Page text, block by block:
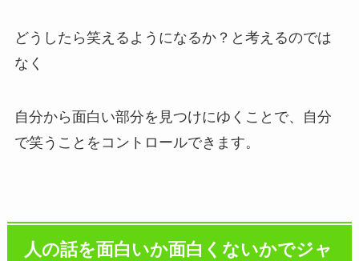
どうしたら笑えるようになるか？と考えるのでは
なく
自分から面白い部分を見つけにゆくことで、自分
で笑うことをコントロールできます。
人の話を面白いか面白くないかでジャ